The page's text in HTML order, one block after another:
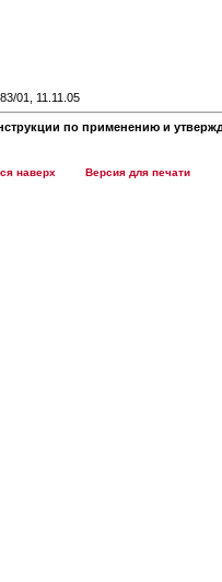
01, 11.11.05
по применению и
наверх Версия для печати